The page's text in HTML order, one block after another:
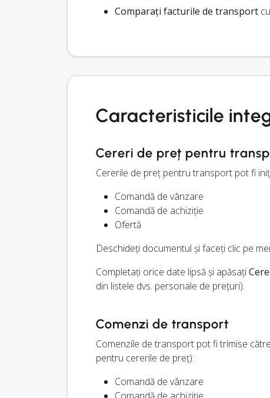
Comparați facturile de transport
Caracteristicile
Cereri de preț pentru
Cererile de preț pentru transport pot fi
Comandă de vânzare
Comandă de achiziție
Ofertă
Deschideți documentul și faceți clic pe
Completați orice date lipsă și apăsați
din listele dvs. personale de prețuri).
Comenzi de transport
Comenzile de transport pot fi trimise
pentru cererile de preț):
Comandă de vânzare